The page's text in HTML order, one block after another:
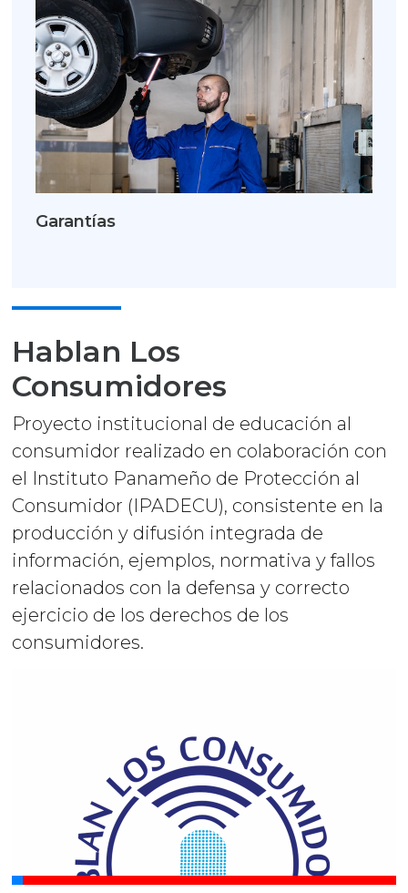
Garantías
Hablan Los
Consumidores
Proyecto institucional de educación al
consumidor realizado en colaboración con
el Instituto Panameño de Protección al
Consumidor (IPADECU), consistente en la
producción y difusión integrada de
información, ejemplos, normativa y fallos
relacionados con la defensa y correcto
ejercicio de los derechos de los
consumidores.